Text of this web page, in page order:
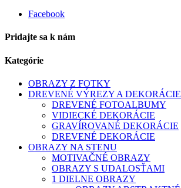
Facebook
Pridajte sa k nám
Kategórie
OBRAZY Z FOTKY
DREVENÉ VÝREZY A DEKORÁCIE
DREVENÉ FOTOALBUMY
VIDIECKÉ DEKORÁCIE
GRAVÍROVANÉ DEKORÁCIE
DREVENÉ DEKORÁCIE
OBRAZY NA STENU
MOTIVAČNÉ OBRAZY
OBRAZY S UDALOSŤAMI
1 DIELNE OBRAZY